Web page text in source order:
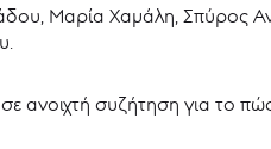
Μαρία Χαμάλη, Σπύρος
συζήτηση για το